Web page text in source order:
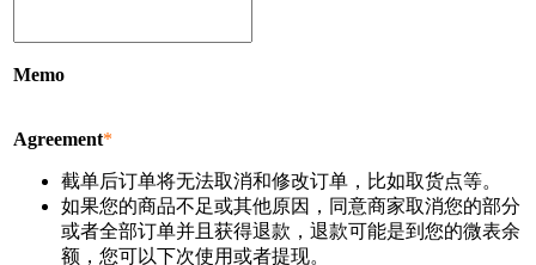
Memo
Agreement*
截单后订单将无法取消和修改订单，比如取货点等。
如果您的商品不足或其他原因，同意商家取消您的部分
或者全部订单并且获得退款，退款可能是到您的微表余
额，您可以下次使用或者提现。